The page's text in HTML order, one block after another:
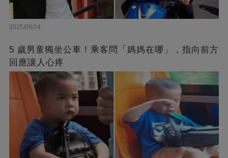
2025/09/24
5 歲男童獨坐公車！乘客問「媽媽在哪」，指向前方
回應讓人心疼